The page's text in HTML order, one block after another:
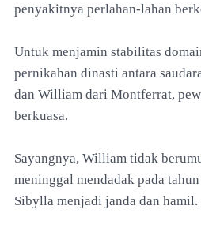
penyakitnya perlahan-lahan
Untuk menjamin stabilitas
pernikahan dinasti antara
dan William dari Montferrat,
berkuasa.
Sayangnya, William tidak
meninggal mendadak pada
Sibylla menjadi janda dan hamil.